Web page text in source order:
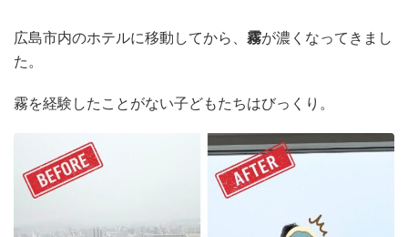
広島市内のホテルに移動してから、 霧が濃くなってきまし
た。
霧を経験したことがない子どもたちはびっくり。